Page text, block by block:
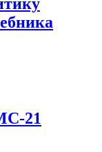
21